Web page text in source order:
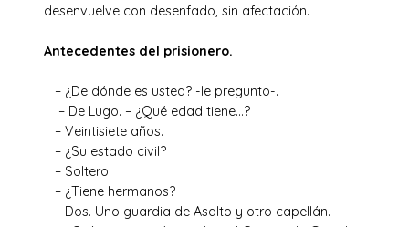
desenvuelve con desenfado, sin afectación.
Antecedentes del prisionero.
– ¿De dónde es usted? -le pregunto-.
– De Lugo. – ¿Qué edad tiene…?
– Veintisiete años.
– ¿Su estado civil?
– Soltero.
– ¿Tiene hermanos?
– Dos. Uno guardia de Asalto y otro capellán.